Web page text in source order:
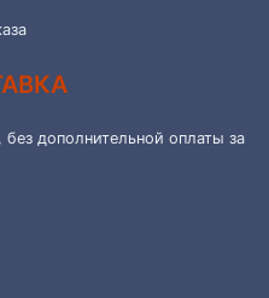
дополнительной оплаты за